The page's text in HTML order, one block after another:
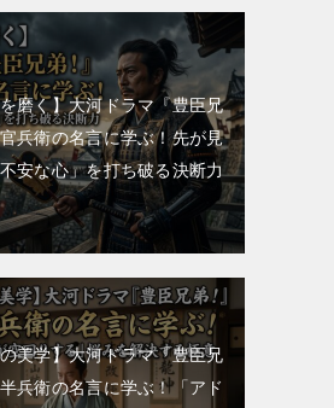
磨く】大河ドラマ『豊臣兄
兵衛の名言に学ぶ！先が見
安な心」を打ち破る決断力
美学】大河ドラマ『豊臣兄
兵衛の名言に学ぶ！「アド